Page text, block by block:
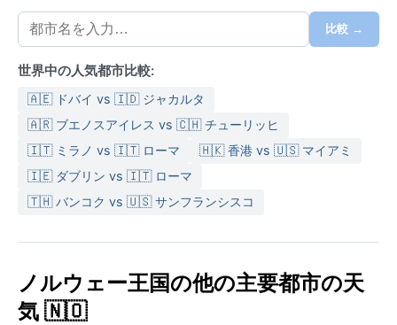
比較 →
世界中の人気都市比較:
🇦🇪 ドバイ vs 🇮🇩 ジャカルタ
🇦🇷 ブエノスアイレス vs 🇨🇭 チューリッヒ
🇮🇹 ミラノ vs 🇮🇹 ローマ
🇭🇰 香港 vs 🇺🇸 マイアミ
🇮🇪 ダブリン vs 🇮🇹 ローマ
🇹🇭 バンコク vs 🇺🇸 サンフランシスコ
ノルウェー王国の他の主要都市の天
気 🇳🇴